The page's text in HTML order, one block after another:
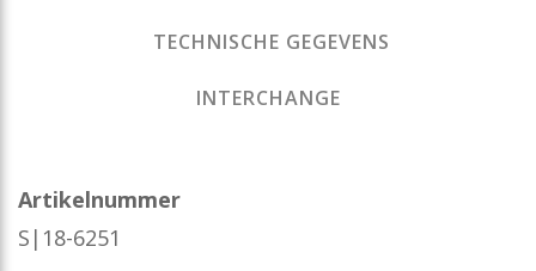
TECHNISCHE GEGEVENS
INTERCHANGE
Artikelnummer
S|18-6251